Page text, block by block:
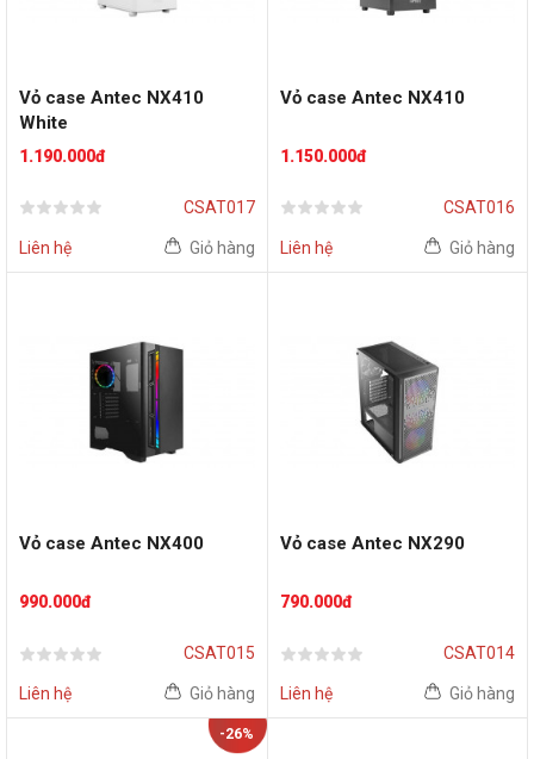
Vỏ case Antec NX410
White
1.190.000đ
CSAT017
Liên hệ Giỏ hàng
Vỏ case Antec NX410
1.150.000đ
CSAT016
Liên hệ Giỏ hàng
Vỏ case Antec NX400
990.000đ
CSAT015
Liên hệ Giỏ hàng
Vỏ case Antec NX290
790.000đ
CSAT014
Liên hệ Giỏ hàng
-26%